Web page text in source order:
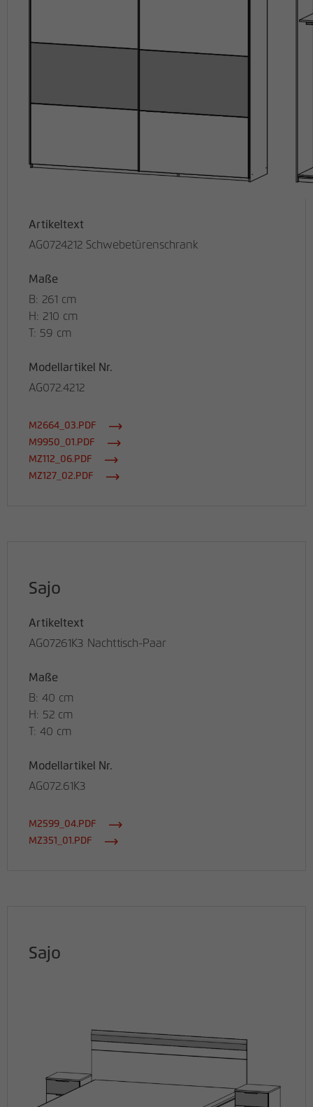
Artikeltext
AG0724212 Schwebetürenschrank
Maße
B: 261 cm
H: 210 cm
T: 59 cm
Modellartikel Nr.
AG072.4212
M2664_03.PDF
M9950_01.PDF
MZ112_06.PDF
MZ127_02.PDF
Sajo
Artikeltext
AG07261K3 Nachttisch-Paar
Maße
B: 40 cm
H: 52 cm
T: 40 cm
Modellartikel Nr.
AG072.61K3
M2599_04.PDF
MZ351_01.PDF
Sajo